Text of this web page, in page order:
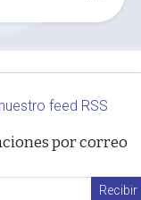
feed RSS
por correo